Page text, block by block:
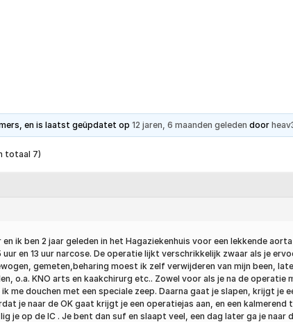
en is laatst geüpdatet op12 jaren, 6 maanden geleden door
totaal 7)
en ik ben 2 jaar geleden in het Hagaziekenhuis voor een lekkende
en 13 uur narcose. De operatie lijkt verschrikkelijk zwaar als je
gemeten,beharing moest ik zelf verwijderen van mijn been,
o.a. KNO arts en kaakchirurg etc.. Zowel voor als je na de
me douchen met een speciale zeep. Daarna gaat je slapen, krijgt
je naar de OK gaat krijgt je een operatiejas aan, en een
je op de IC . Je bent dan suf en slaapt veel, een dag later ga je